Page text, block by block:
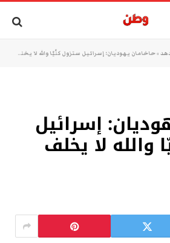
»حاخامان يهوديان: إسرائيل ستزول كلّيّا والله لا يخلف الميعاد
إسرائيل
والله لا يخلف